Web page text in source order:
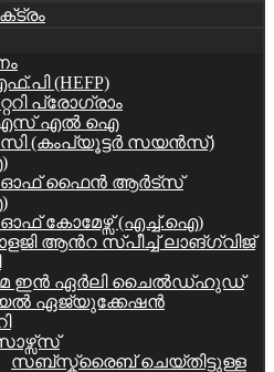
(HEFP)
പ്രോഗ്രാം
എൽ ഐ
(കംപ്യൂട്ടർ സയൻസ്)
ഓഫ് ഫൈൻ ആർട്സ്
ഓഫ് കോമേഴ്സ് (എച്ച്.ഐ)
ആന്‍റ സ്പീച്ച് ലാങ്ഗ്വിജ്
ഇൻ ഏര്‍ലി ചൈൽഡ്ഹുഡ്
ഏജ്യുക്കേഷൻ
സബ്സ്ക്രൈബ് ചെയ്തിട്ടുള്ള